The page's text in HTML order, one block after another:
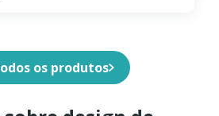
os produtos